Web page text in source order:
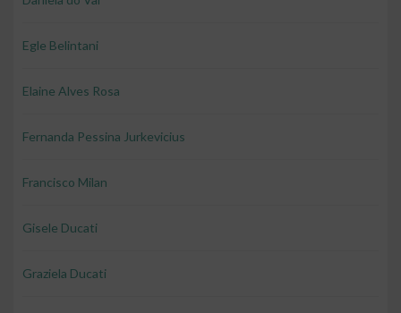
Egle Belintani
Elaine Alves Rosa
Fernanda Pessina Jurkevicius
Francisco Milan
Gisele Ducati
Graziela Ducati